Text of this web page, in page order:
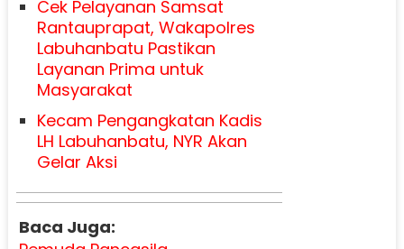
Cek Pelayanan Samsat
Rantauprapat, Wakapolres
Labuhanbatu Pastikan
Layanan Prima untuk
Masyarakat
Kecam Pengangkatan Kadis
LH Labuhanbatu, NYR Akan
Gelar Aksi
Baca Juga: